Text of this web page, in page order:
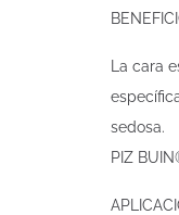
La cara
sedosa.
PIZ